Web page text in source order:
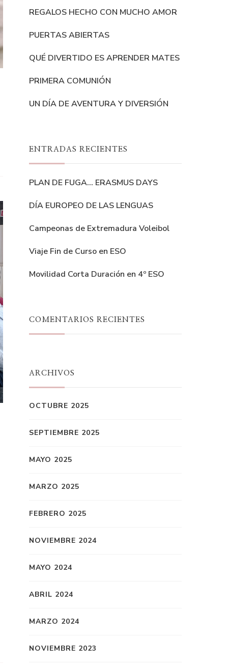
REGALOS HECHO CON MUCHO AMOR
PUERTAS ABIERTAS
QUÉ DIVERTIDO ES APRENDER MATES
PRIMERA COMUNIÓN
UN DÍA DE AVENTURA Y DIVERSIÓN
ENTRADAS RECIENTES
PLAN DE FUGA… ERASMUS DAYS
DÍA EUROPEO DE LAS LENGUAS
Campeonas de Extremadura Voleibol
Viaje Fin de Curso en ESO
Movilidad Corta Duración en 4º ESO
COMENTARIOS RECIENTES
ARCHIVOS
OCTUBRE 2025
SEPTIEMBRE 2025
MAYO 2025
MARZO 2025
FEBRERO 2025
NOVIEMBRE 2024
MAYO 2024
ABRIL 2024
MARZO 2024
NOVIEMBRE 2023